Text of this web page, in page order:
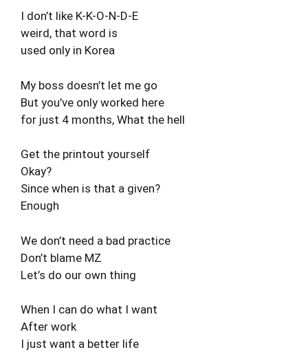
I don’t like K-K-O-N-D-E
weird, that word is
used only in Korea
My boss doesn’t let me go
But you’ve only worked here
for just 4 months, What the hell
Get the printout yourself
Okay?
Since when is that a given?
Enough
We don’t need a bad practice
Don’t blame MZ
Let’s do our own thing
When I can do what I want
After work
I just want a better life